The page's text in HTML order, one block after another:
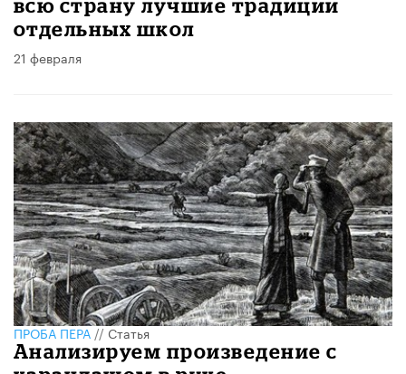
всю страну лучшие традиции
отдельных школ
21 февраля
ПРОБА ПЕРА//Статья
Анализируем произведение с